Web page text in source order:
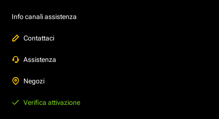
Info canali assistenza
Contattaci
Assistenza
Negozi
Verifica attivazione